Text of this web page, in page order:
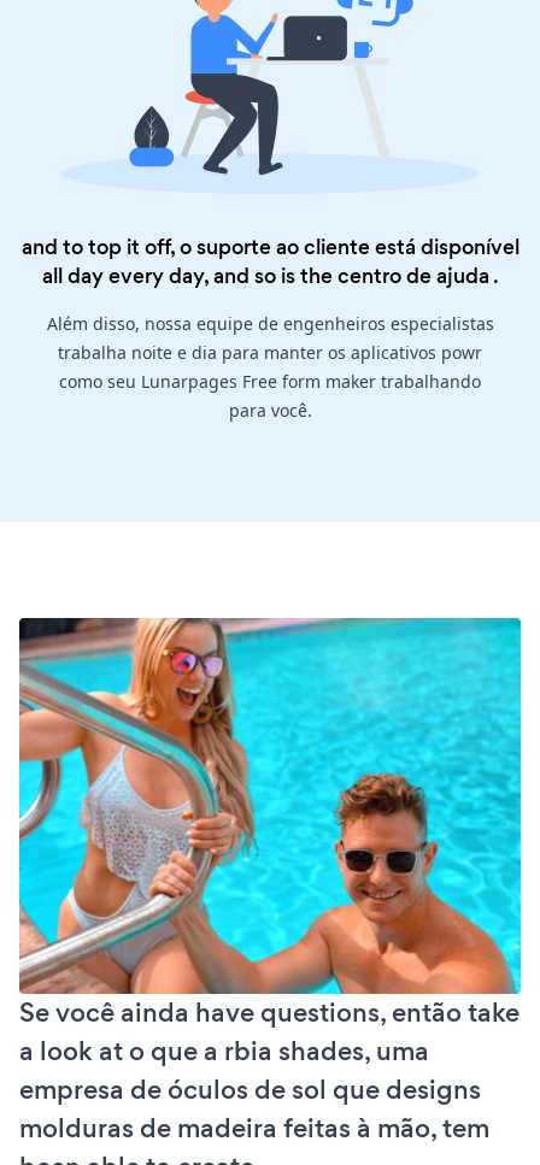
and to top it off, o suporte ao cliente está disponível
all day every day, and so is thecentro de ajuda .
Além disso, nossa equipe de engenheiros especialistas
trabalha noite e dia para manter os aplicativos powr
como seu Lunarpages Free form maker trabalhando
para você.
Se você ainda have questions, então take
a look at o que a rbia shades, uma
empresa de óculos de sol que designs
molduras de madeira feitas à mão, tem